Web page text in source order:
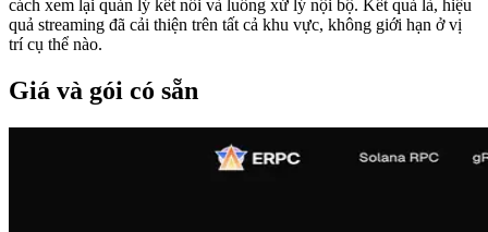
cách xem lại quản lý kết nối và luồng xử lý nội bộ. Kết quả là, hiệu
quả streaming đã cải thiện trên tất cả khu vực, không giới hạn ở vị
trí cụ thể nào.
Giá và gói có sẵn